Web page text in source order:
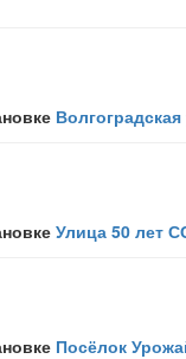
Улица 50 лет
Посёлок